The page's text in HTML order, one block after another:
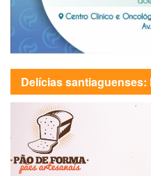
Delícias santiaguenses: